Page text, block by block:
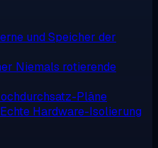
und Speicher der
Niemals rotierende
Pläne
Echte Hardware-Isolierung